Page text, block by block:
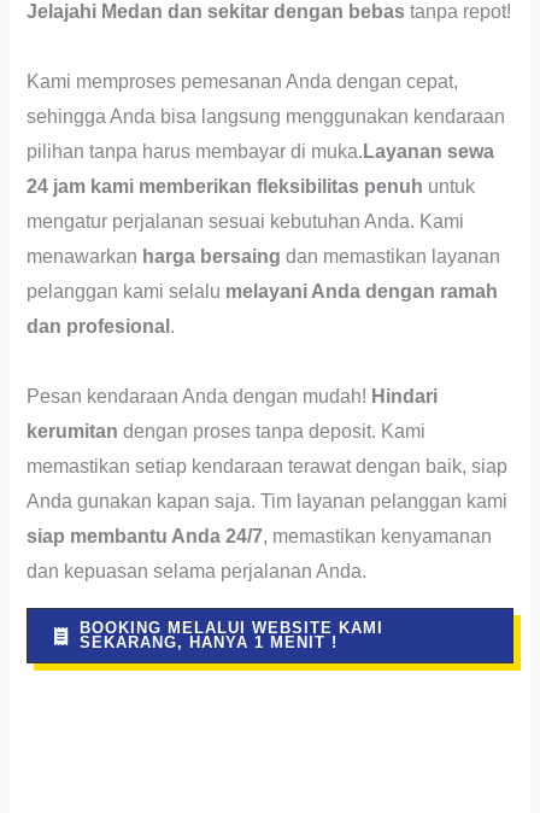
Jelajahi Medan dan sekitar dengan bebas tanpa repot!
Kami memproses pemesanan Anda dengan cepat,
sehingga Anda bisa langsung menggunakan kendaraan
pilihan tanpa harus membayar di muka. Layanan sewa
24 jam kami memberikan fleksibilitas penuh untuk
mengatur perjalanan sesuai kebutuhan Anda. Kami
menawarkan harga bersaing dan memastikan layanan
pelanggan kami selalu melayani Anda dengan ramah
dan profesional .
Pesan kendaraan Anda dengan mudah! Hindari
kerumitan dengan proses tanpa deposit. Kami
memastikan setiap kendaraan terawat dengan baik, siap
Anda gunakan kapan saja. Tim layanan pelanggan kami
siap membantu Anda 24/7, memastikan kenyamanan
dan kepuasan selama perjalanan Anda.
BOOKING MELALUI WEBSITE KAMI
SEKARANG, HANYA 1 MENIT !